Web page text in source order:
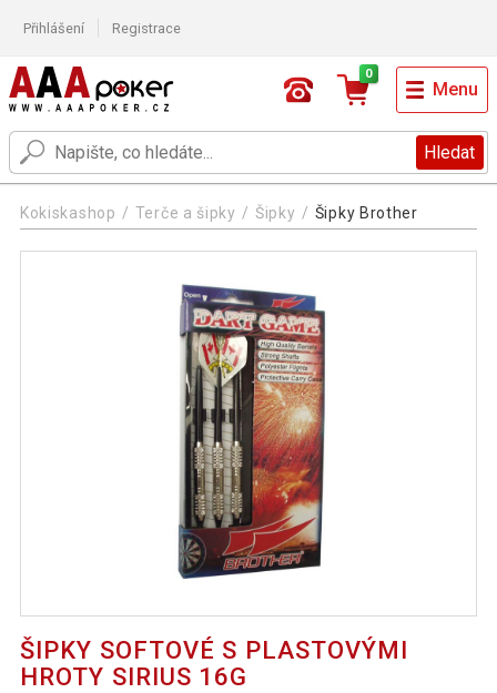
Přihlášení Registrace
Hledat
0
Menu
Kokiskashop Terče a šipky Šipky Šipky Brother
ŠIPKY SOFTOVÉ S PLASTOVÝMI
HROTY SIRIUS 16G